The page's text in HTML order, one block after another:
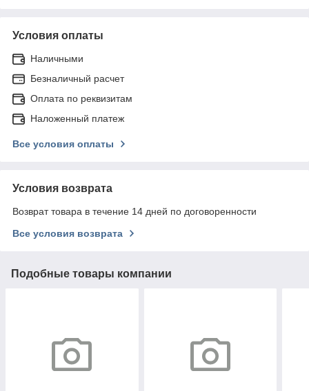
Условия оплаты
Наличными
Безналичный расчет
Оплата по реквизитам
Наложенный платеж
Все условия оплаты
Условия возврата
Возврат товара в течение 14 дней по договоренности
Все условия возврата
Подобные товары компании